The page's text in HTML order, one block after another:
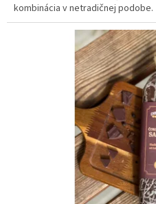
kombinácia v netradičnej podobe.